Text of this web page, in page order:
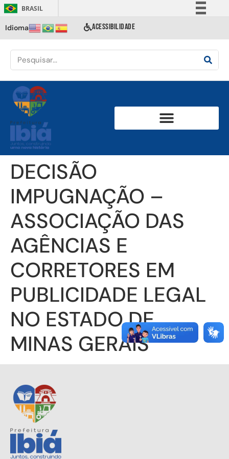
BRASIL
Comunica BR
Acesso à informação
Idioma ACESSIBILIDADE
DECISÃO
IMPUGNAÇÃO –
ASSOCIAÇÃO DAS
AGÊNCIAS E
CORRETORES EM
PUBLICIDADE LEGAL
NO ESTADO DE
MINAS GERAIS